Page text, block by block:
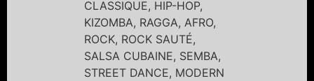
CLASSIQUE, HIP-HOP,
KIZOMBA, RAGGA, AFRO,
ROCK, ROCK SAUTÉ,
SALSA CUBAINE, SEMBA,
STREET DANCE, MODERN